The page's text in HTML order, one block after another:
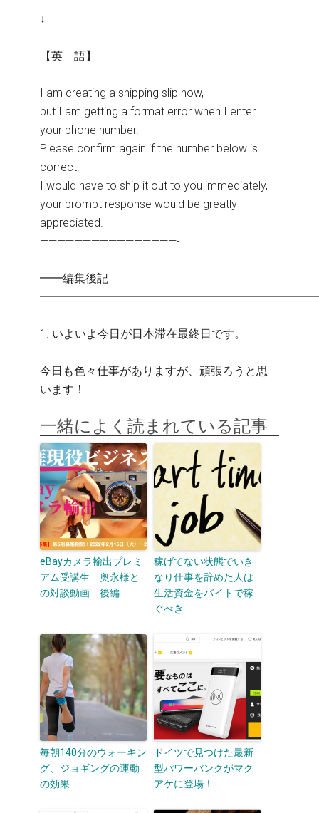
↓
【英 語】
I am creating a shipping slip now,
but I am getting a format error when I enter
your phone number.
Please confirm again if the number below is
correct.
I would have to ship it out to you immediately,
your prompt response would be greatly
appreciated.
————————————————-
━━編集後記
1. いよいよ今日が日本滞在最終日です。
今日も色々仕事がありますが、頑張ろうと思
います！
一緒によく読まれている記事
eBayカメラ輸出プレミ
アム受講生 奥永様と
の対談動画 後編
稼げてない状態でいき
なり仕事を辞めた人は
生活資金をバイトで稼
ぐべき
毎朝140分のウォーキン
グ、ジョギングの運動
の効果
ドイツで見つけた最新
型パワーバンクがマク
アケに登場！